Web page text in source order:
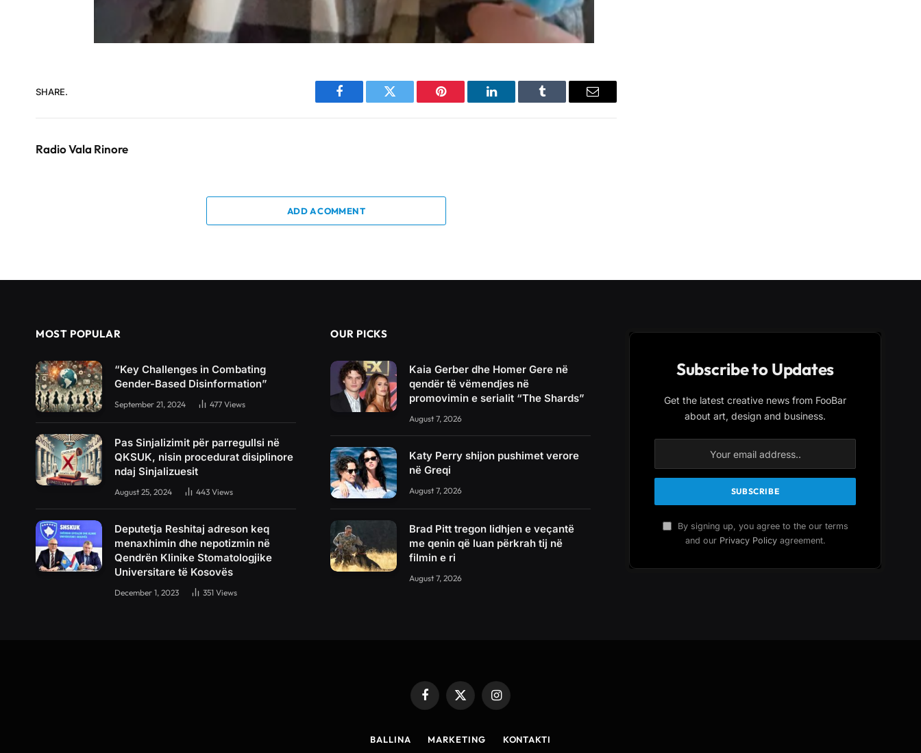
SHARE.
Facebook Twitter Pinterest LinkedIn Tumblr Email
Radio Vala Rinore
ADD A COMMENT
MOST POPULAR
“Key Challenges in Combating
Gender-Based Disinformation”
September 21, 2024 477 Views
Pas Sinjalizimit për parregullsi në
QKSUK, nisin procedurat disiplinore
ndaj Sinjalizuesit
August 25, 2024 443 Views
Deputetja Reshitaj adreson keq
menaxhimin dhe nepotizmin në
Qendrën Klinike Stomatologjike
Universitare të Kosovës
December 1, 2023 351 Views
OUR PICKS
Kaia Gerber dhe Homer Gere në
qendër të vëmendjes në
promovimin e serialit “The Shards”
August 7, 2026
Katy Perry shijon pushimet verore
në Greqi
August 7, 2026
Brad Pitt tregon lidhjen e veçantë
me qenin që luan përkrah tij në
filmin e ri
August 7, 2026
Subscribe to Updates
Get the latest creative news from FooBar
about art, design and business.
By signing up, you agree to the our terms
and our Privacy Policyagreement.
Facebook
X
(Twitter)
Instagram
BALLINA MARKETING KONTAKTI